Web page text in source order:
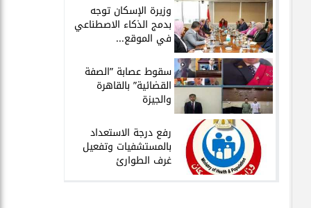
​وزيرة الإسكان توجه
بدمج الذكاء الاصطناعي
في الموقع...
سقوط عصابة ”الصفة
القضائية” بالقاهرة
والجيزة
​رفع درجة الاستعداد
بالمستشفيات وتفعيل
غرف الطوارئ